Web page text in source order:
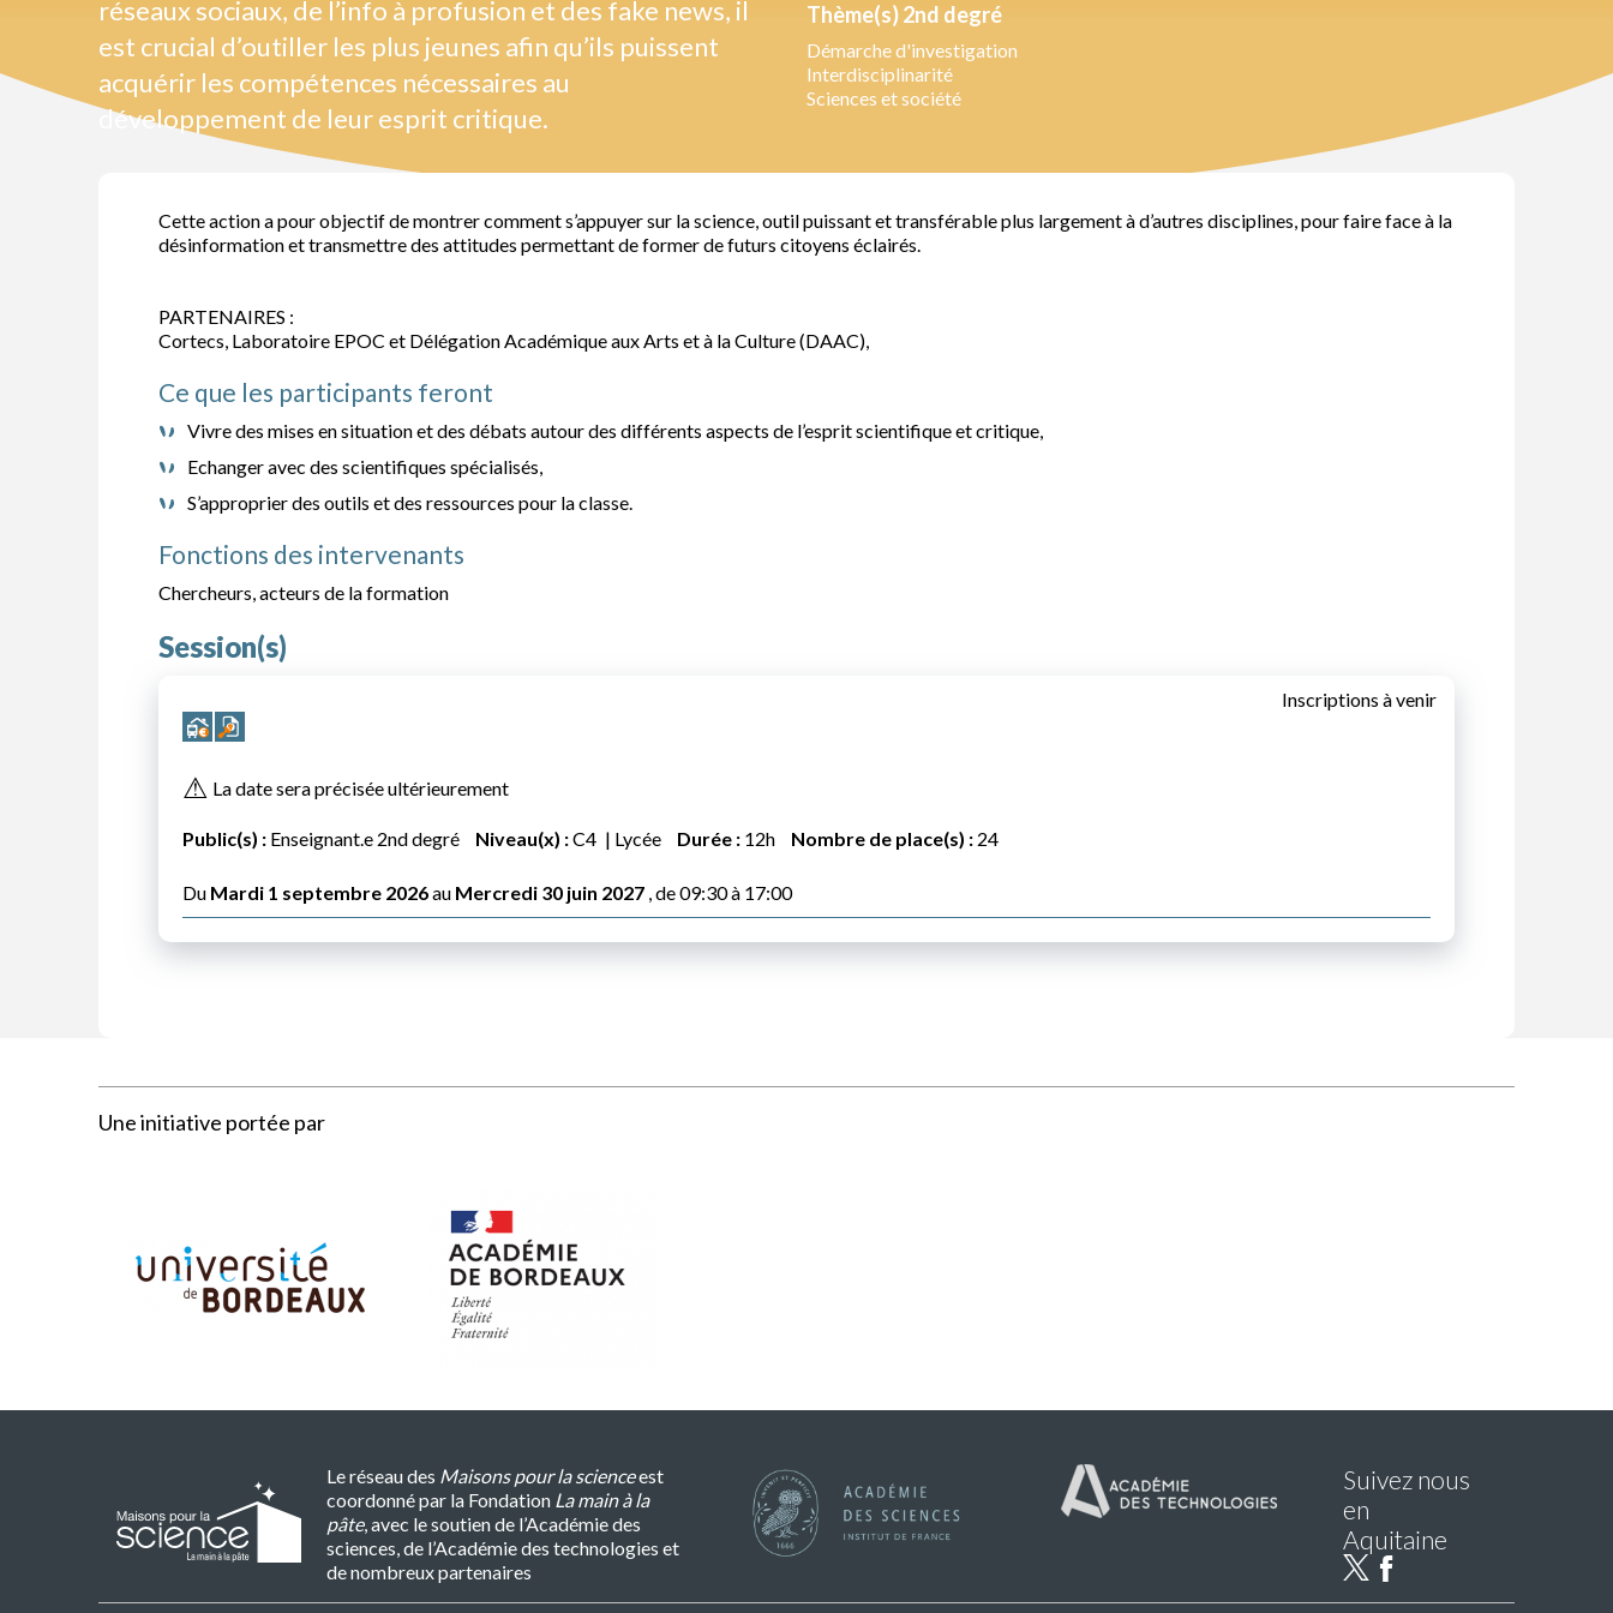
réseaux sociaux, de l’info à profusion et des fake news, il
est crucial d’outiller les plus jeunes afin qu’ils puissent
acquérir les compétences nécessaires au
développement de leur esprit critique.
Thème(s) 2nd degré
Démarche d'investigation
Interdisciplinarité
Sciences et société
Cette action a pour objectif de montrer comment s’appuyer sur la science, outil puissant et transférable plus largement à d’autres disciplines, pour faire face à la
désinformation et transmettre des attitudes permettant de former de futurs citoyens éclairés.
PARTENAIRES :
Cortecs, Laboratoire EPOC et Délégation Académique aux Arts et à la Culture (DAAC),
Ce que les participants feront
Vivre des mises en situation et des débats autour des différents aspects de l’esprit scientifique et critique,
Echanger avec des scientifiques spécialisés,
S’approprier des outils et des ressources pour la classe.
Fonctions des intervenants
Chercheurs, acteurs de la formation
Session(s)
Inscriptions à venir
⚠ La date sera précisée ultérieurement
Public(s) : Enseignant.e 2nd degré Niveau(x) :C4 Lycée Durée : 12h Nombre de place(s) : 24
Du Mardi 1 septembre 2026au Mercredi 30 juin 2027 , de 09:30 à 17:00
Une initiative portée par
Le réseau des Maisons pour la scienceest
coordonné par la Fondation La main à la
pâte, avec le soutien de l’Académie des
sciences, de l’Académie des technologies et
de nombreux partenaires
Suivez nous
en
Aquitaine